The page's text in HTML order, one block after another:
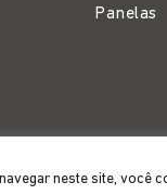
neste site, você
Panelas